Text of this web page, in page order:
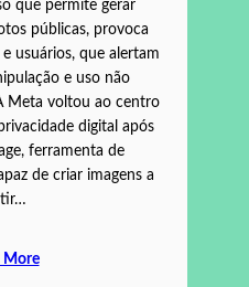
que permite gerar
públicas, provoca
usuários, que alertam
e uso não
Meta voltou ao centro
digital após
ferramenta de
de criar imagens a
More